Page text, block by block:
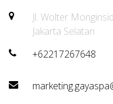
Jl. Wolter
Jakarta Selatan
+62217267648